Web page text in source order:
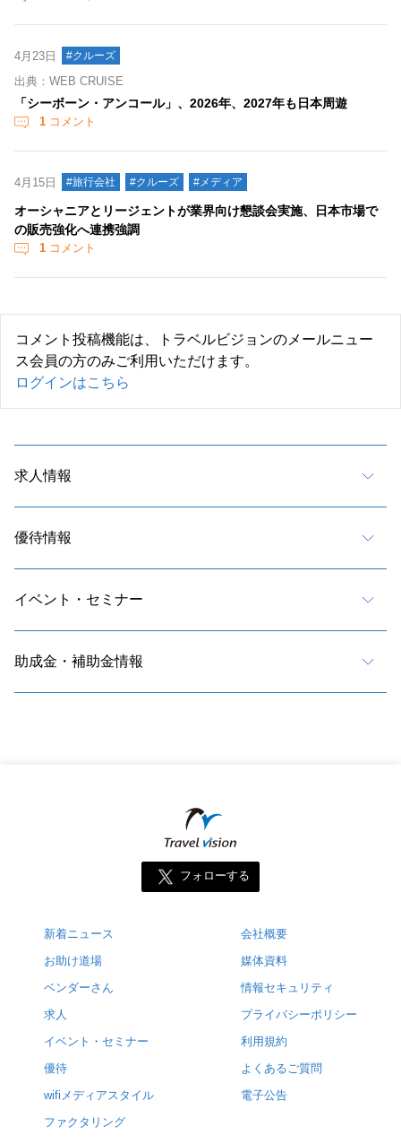
4月23日 #クルーズ
出典：WEB CRUISE
「シーボーン・アンコール」、2026年、2027年も日本周遊
1 コメント
4月15日 #旅行会社 #クルーズ #メディア
オーシャニアとリージェントが業界向け懇談会実施、日本市場で
の販売強化へ連携強調
1 コメント
コメント投稿機能は、トラベルビジョンのメールニュー
ス会員の方のみご利用いただけます。
ログインはこちら
求人情報
優待情報
イベント・セミナー
助成金・補助金情報
フォローする
新着ニュース
お助け道場
ベンダーさん
求人
イベント・セミナー
優待
wifiメディアスタイル
ファクタリング
会社概要
媒体資料
情報セキュリティ
プライバシーポリシー
利用規約
よくあるご質問
電子公告